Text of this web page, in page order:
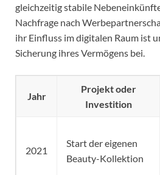
gleichzeitig stabile
Nachfrage nach
ihr Einfluss im digitalen Raum ist
Sicherung ihres Vermögens bei.
Jahr
Projekt oder
Investition
2021
Start der eigenen
Beauty-Kollektion